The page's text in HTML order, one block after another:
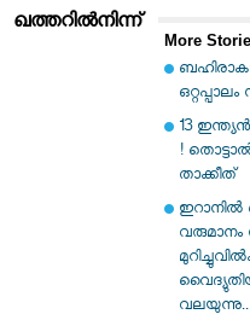
More
13
!
താക്കീത്
ഇറാനില്‍
വരുമാനം
വലയുന്നു..
ഖത്തറില്‍നിന്ന്